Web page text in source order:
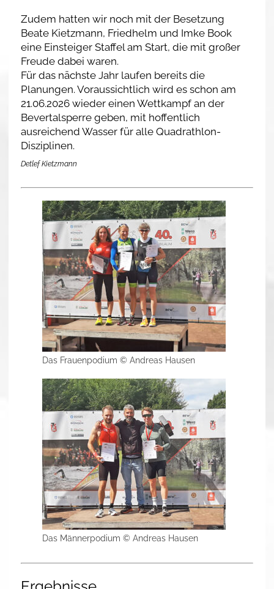
Zudem hatten wir noch mit der Besetzung
Beate Kietzmann, Friedhelm und Imke Book
eine Einsteiger Staffel am Start, die mit großer
Freude dabei waren.
Für das nächste Jahr laufen bereits die
Planungen. Voraussichtlich wird es schon am
21.06.2026 wieder einen Wettkampf an der
Bevertalsperre geben, mit hoffentlich
ausreichend Wasser für alle Quadrathlon-
Disziplinen.
Detlef Kietzmann
Das Frauenpodium © Andreas Hausen
Das Männerpodium © Andreas Hausen